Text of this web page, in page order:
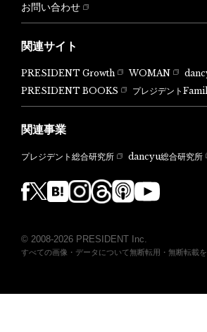
お問い合わせ
関連サイト
PRESIDENT Growth WOMAN
PRESIDENT BOOKS
プレジデント
関連事業
プレジデント総合研究所 dancyu総合研究所
© 2008-2026 PRESIDENT Inc.
すべての画像・データについて無断転用・無断転載を